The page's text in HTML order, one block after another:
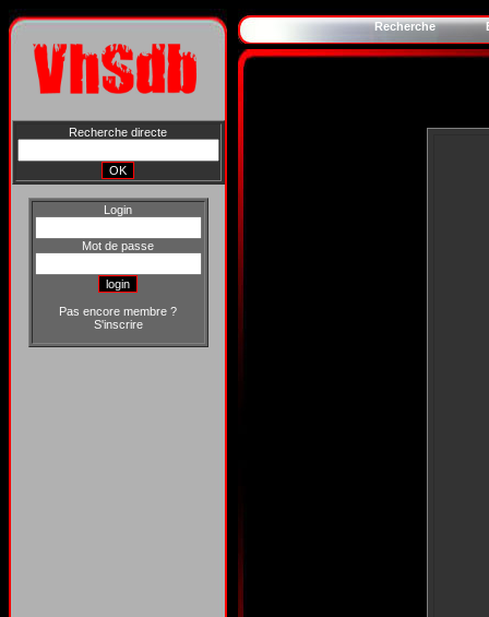
Recherche directe
Login
Mot de passe
Pas encore membre ?
S'inscrire
Recherche